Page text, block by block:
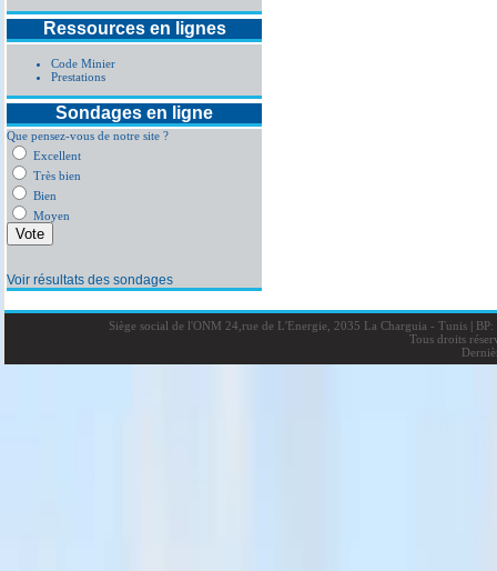
Ressources en lignes
Code Minier
Prestations
Sondages en ligne
Que pensez-vous de notre site ?
Excellent
Très bien
Bien
Moyen
Voir résultats des sondages
Siège social de l'ONM 24,rue de L'Energie, 2035 La Charguia - Tunis |BP:
Tous droits